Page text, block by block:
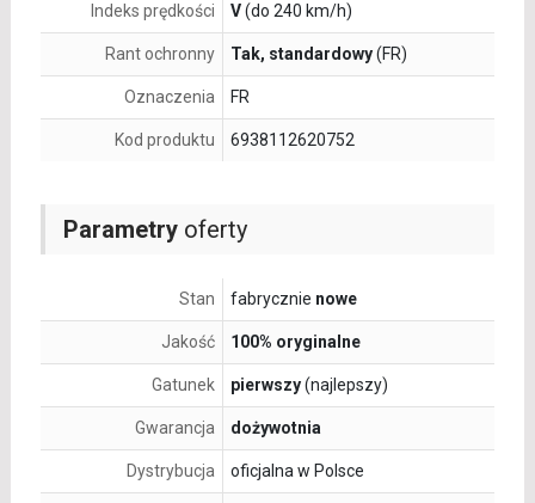
Parametryoferty
Stan fabrycznie nowe
Jakość 100% oryginalne
Gatunek pierwszy(najlepszy)
Gwarancja dożywotnia
Dystrybucja oficjalna w Polsce
Indeks prędkości V(do 240 km/h)
Rant ochronny Tak, standardowy(FR)
Oznaczenia FR
Kod produktu 6938112620752